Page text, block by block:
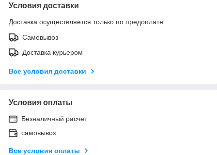
Условия доставки
Доставка осуществляется только по предоплате.
Самовывоз
Доставка курьером
Все условия доставки
Условия оплаты
Безналичный расчет
самовывоз
Все условия оплаты